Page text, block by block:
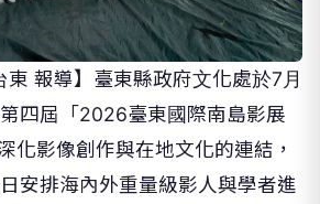
東 報導】臺東縣政府文化處於7月
四屆「2026臺東國際南島影展
化影像創作與在地文化的連結，
安排海內外重量級影人與學者進